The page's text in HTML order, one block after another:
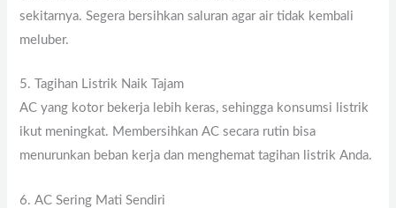
sekitarnya. Segera bersihkan saluran agar air tidak kembali
meluber.
5. Tagihan Listrik Naik Tajam
AC yang kotor bekerja lebih keras, sehingga konsumsi listrik
ikut meningkat. Membersihkan AC secara rutin bisa
menurunkan beban kerja dan menghemat tagihan listrik Anda.
6. AC Sering Mati Sendiri